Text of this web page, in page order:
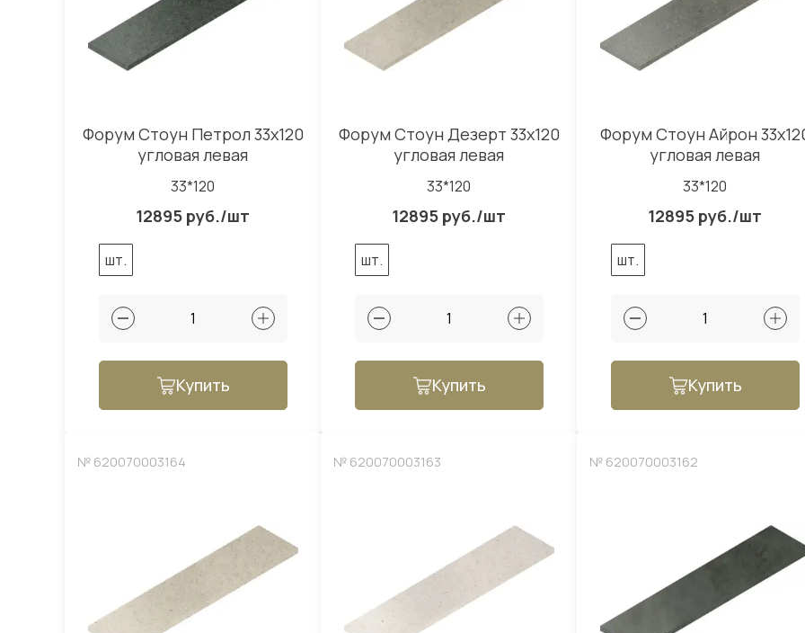
Форум Стоун Петрол 33x120
угловая левая
33*120
12895 руб./шт
шт.
Купить
Форум Стоун Дезерт 33x120
угловая левая
33*120
12895 руб./шт
шт.
Купить
Форум Стоун Айрон
угловая левая
33*120
12895 руб./шт
шт.
Купить
№ 620070003164 № 620070003163 № 620070003162